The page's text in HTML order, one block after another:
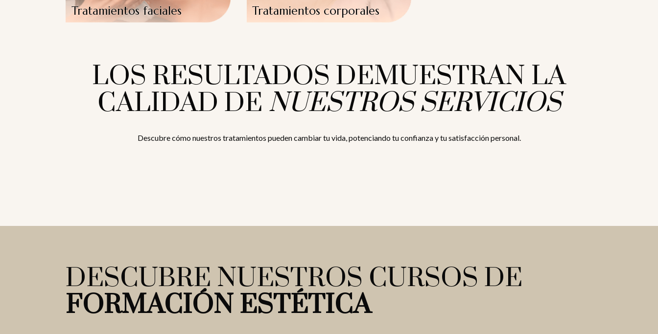
Tratamientos faciales Tratamientos corporales
LOS RESULTADOS DEMUESTRAN LA
CALIDAD DE NUESTROS SERVICIOS
Descubre cómo nuestros tratamientos pueden cambiar tu vida, potenciando tu confianza y tu satisfacción personal.
DESCUBRE NUESTROS CURSOS DE
FORMACIÓN ESTÉTICA